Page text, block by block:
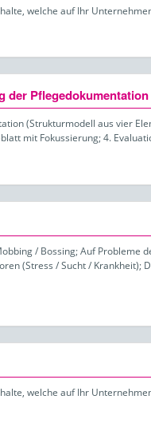
welche auf Ihr
der Pflegedokumentation
(Strukturmodell aus vier
mit Fokussierung; 4.
/ Bossing; Auf
(Stress / Sucht /
welche auf Ihr